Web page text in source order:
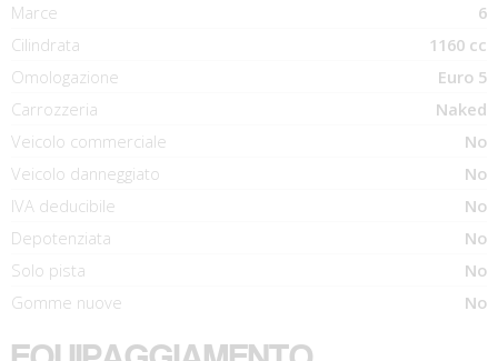
Marce
6
Cilindrata
1160 cc
Omologazione
Euro 5
Carrozzeria
Naked
Veicolo commerciale
No
Veicolo danneggiato
No
IVA deducibile
No
Depotenziata
No
Solo pista
No
Gomme nuove
No